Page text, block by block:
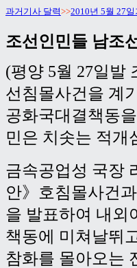
과거기사 달력>>2010년 5월 27
조선인민들 남조
(평양 5월 27일발
선침몰사건을 계
공화국대결책동
민은 치솟는 적개
금속공업성 국장
안》호침몰사건
을 발표하여 내외
책동에 미쳐날뛰
참화를 몰아오는